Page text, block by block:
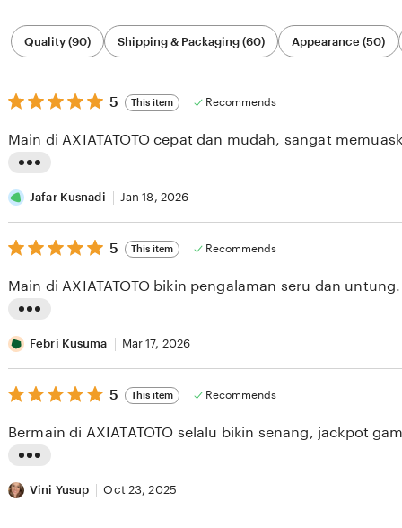
Filter
by
category
Quality (90) Shipping & Packaging (60) Appearance (50)
5
out
5
stars
5 This item Recommends
i
s
t
n
r
e
v
e
b
y
Main di AXIATATOTO cepat dan mudah, sangat
Jafar Kusnadi Jan 18, 2026
5
out
5
stars
5 This item Recommends
i
s
t
n
r
e
Main di AXIATATOTO bikin pengalaman seru dan untung.
Febri Kusuma Mar 17, 2026
5
out
5
stars
5 This item Recommends
i
s
Bermain di AXIATATOTO selalu bikin senang, jackpot
Vini Yusup Oct 23, 2025